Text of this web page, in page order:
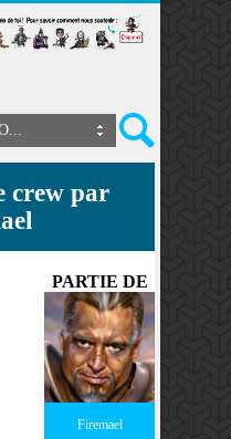
crew par
PARTIE DE
Firemael